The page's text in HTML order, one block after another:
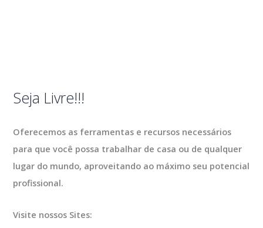
Seja Livre!!!
Oferecemos as ferramentas e recursos necessários
para que você possa trabalhar de casa ou de qualquer
lugar do mundo, aproveitando ao máximo seu potencial
profissional.
Visite nossos Sites: